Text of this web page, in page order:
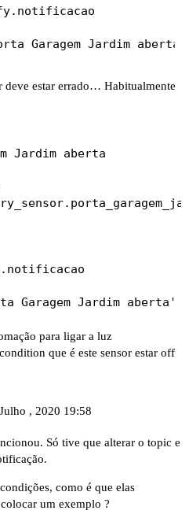
deve estar errado… Habitualmente
Jardim aberta
para ligar a luz
que é este sensor estar off
, 2020 19:58
Só tive que alterar o topic e
como é que elas
um exemplo ?